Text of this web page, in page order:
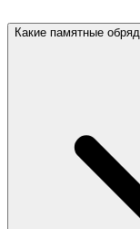
Какие памятные